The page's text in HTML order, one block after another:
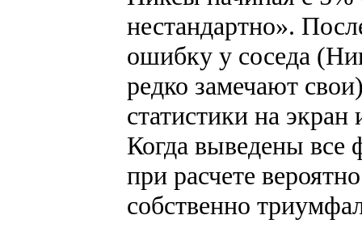
нестандартно».
ошибку у соседа
редко замечают
статистики на
Когда выведены все
при расчете
собственно